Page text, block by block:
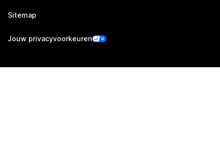
Sitemap
Jouw privacyvoorkeuren